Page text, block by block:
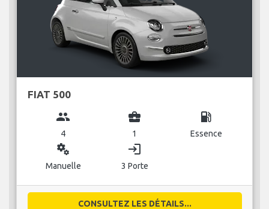
FIAT 500
group
4
business_center
1
local_gas_station
Essence
miscellaneous_services
Manuelle
login
3 Porte
CONSULTEZ LES DÉTAILS...